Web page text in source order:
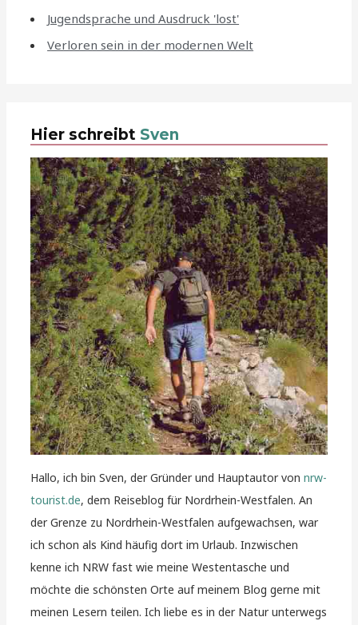
Jugendsprache und Ausdruck 'lost'
Verloren sein in der modernen Welt
Hier schreibt Sven
Hallo, ich bin Sven, der Gründer und Hauptautor vonnrw-
tourist.de, dem Reiseblog für Nordrhein-Westfalen. An
der Grenze zu Nordrhein-Westfalen aufgewachsen, war
ich schon als Kind häufig dort im Urlaub. Inzwischen
kenne ich NRW fast wie meine Westentasche und
möchte die schönsten Orte auf meinem Blog gerne mit
meinen Lesern teilen. Ich liebe es in der Natur unterwegs